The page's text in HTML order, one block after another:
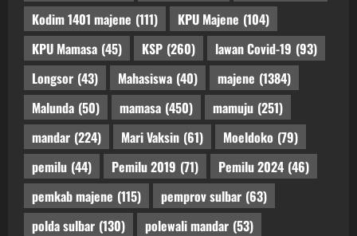
Kodim 1401 majene (111) KPU Majene (104)
KPU Mamasa (45) KSP (260) lawan Covid-19 (93)
Longsor (43) Mahasiswa (40) majene (1384)
Malunda (50) mamasa (450) mamuju (251)
mandar (224) Mari Vaksin (61) Moeldoko (79)
pemilu (44) Pemilu 2019 (71) Pemilu 2024 (46)
pemkab majene (115) pemprov sulbar (63)
polda sulbar (130) polewali mandar (53)